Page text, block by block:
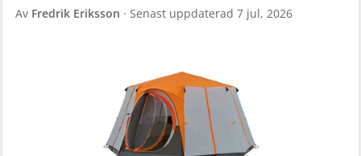
Av Fredrik Eriksson · Senast uppdaterad 7 jul, 2026